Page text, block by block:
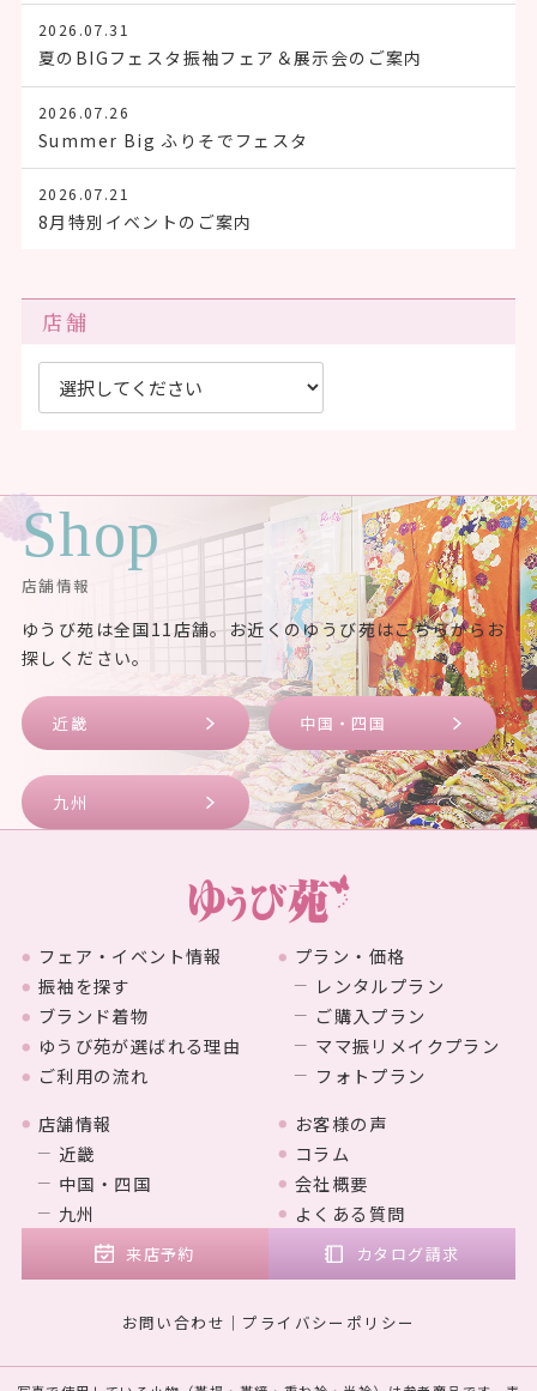
2026.07.31
夏のBIGフェスタ振袖フェア＆展示会のご案内
2026.07.26
Summer Big ふりそでフェスタ
2026.07.21
8月特別イベントのご案内
店舗
Shop
店舗情報
ゆうび苑は全国11店舗。お近くのゆうび苑はこちらからお
探しください。
近畿 中国・四国
九州
フェア・イベント情報
振袖を探す
ブランド着物
ゆうび苑が選ばれる理由
ご利用の流れ
プラン・価格
レンタルプラン
ご購入プラン
ママ振リメイクプラン
フォトプラン
店舗情報
近畿
中国・四国
九州
お客様の声
コラム
会社概要
よくある質問
来店予約 カタログ請求
お問い合わせ プライバシーポリシー